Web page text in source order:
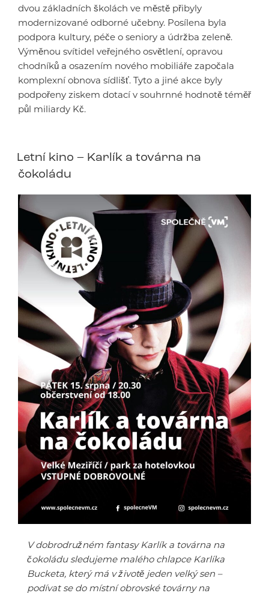
dvou základních školách ve městě přibyly
modernizované odborné učebny. Posílena byla
podpora kultury, péče o seniory a údržba zeleně.
Výměnou svítidel veřejného osvětlení, opravou
chodníků a osazením nového mobiliáře započala
komplexní obnova sídlišť. Tyto a jiné akce byly
podpořeny ziskem dotací v souhrnné hodnotě téměř
půl miliardy Kč.
Letní kino – Karlík a továrna na
čokoládu
V dobrodružném fantasy Karlík a továrna na
čokoládu sledujeme malého chlapce Karlíka
Bucketa, který má v životě jeden velký sen –
podívat se do místní obrovské továrny na